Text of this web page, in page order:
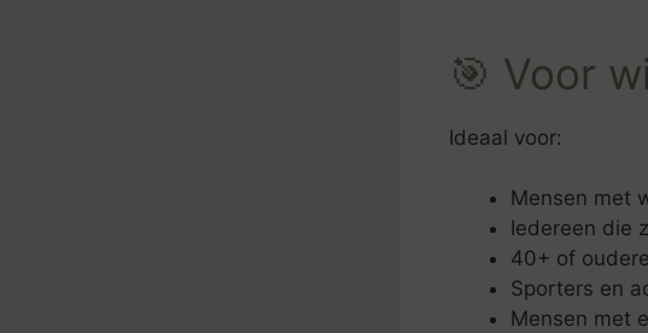
🎯 Voor
Ideaal voor:
Mensen met
Iedereen die
40+ of
Sporters en
Mensen met